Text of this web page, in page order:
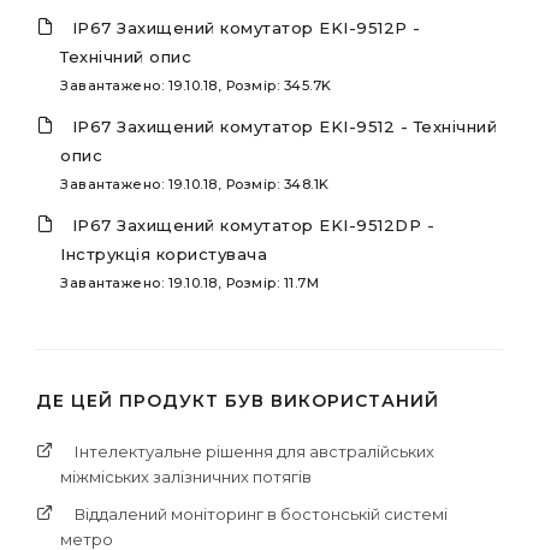
IP67 Захищений комутатор EKI-9512Р -
Технічний опис
Завантажено: 19.10.18, Розмір: 345.7K
IP67 Захищений комутатор EKI-9512 - Технічний
опис
Завантажено: 19.10.18, Розмір: 348.1K
IP67 Захищений комутатор EKI-9512DP -
Інструкція користувача
Завантажено: 19.10.18, Розмір: 11.7M
ДЕ ЦЕЙ ПРОДУКТ БУВ ВИКОРИСТАНИЙ
Інтелектуальне рішення для австралійських
міжміських залізничних потягів
Віддалений моніторинг в бостонській системі
метро